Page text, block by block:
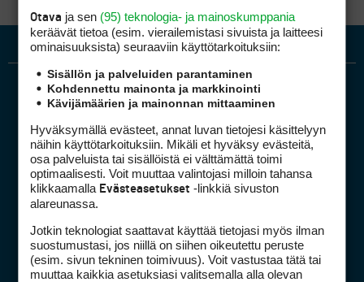
Golfpiste mediakortti
Golfpisteen yhteystiedot
DSA avoimuusraportti
Otava ja sen (95) teknologia- ja mainoskumppania
keräävät tietoa (esim. vierailemis­tasi sivuista ja laitteesi
ominaisuuk­sista) seuraaviin käyttötarkoituksiin:
Sisällön ja palveluiden parantaminen
Kohdennettu mainonta ja markkinointi
Kävijämäärien ja mainonnan mittaaminen
Hyväksymällä evästeet, annat luvan tietojesi käsittelyyn
näihin käyttötarkoituksiin. Mikäli et hyväksy evästeitä,
osa palveluista tai sisällöistä ei välttämättä toimi
optimaalisesti. Voit muuttaa valintojasi milloin tahansa
klikkaamalla Evästeasetukset -linkkiä sivuston
alareunassa.
Jotkin teknologiat saattavat käyttää tietojasi myös ilman
suostumustasi, jos niillä on siihen oikeutettu peruste
(esim. sivun tekninen toimivuus). Voit vastustaa tätä tai
muuttaa kaikkia asetuksiasi valitsemalla alla olevan